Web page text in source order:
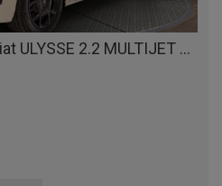
Fiat ULYSSE 2.2 MULTIJET 180 CV S&S AT8 L3